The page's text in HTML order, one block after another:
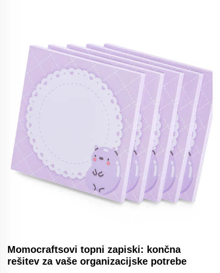
Momocraftsovi topni zapiski: končna
rešitev za vaše organizacijske potrebe